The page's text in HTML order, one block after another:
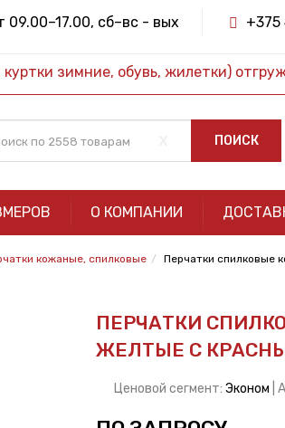
09.00–17.00, сб–вс - вых +375
зимние, обувь, жилетки)
ПОИСК
О КОМПАНИИ
кожаные, спилковые Перчатки спилковые
ПЕРЧАТКИ
ЖЕЛТЫЕ С
Ценовой сегмент: Эконом |